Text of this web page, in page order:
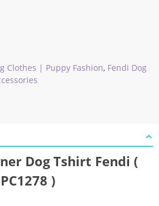
Clothes | Puppy Fashion, Fendi Dog
Dog Tshirt Fendi (
PC1278 )